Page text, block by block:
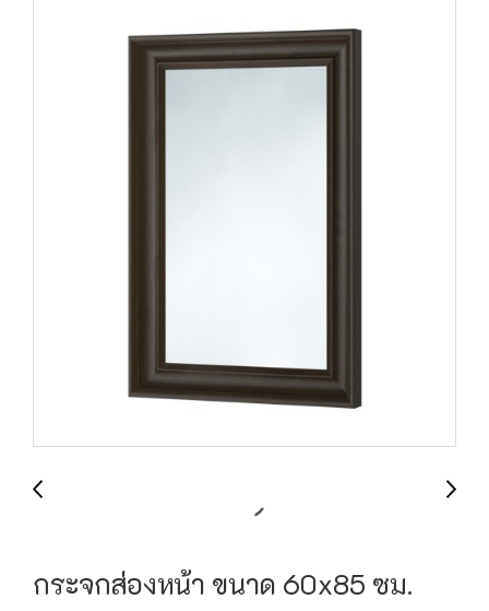
กระจกส่องหน้า ขนาด 60x85 ซม.